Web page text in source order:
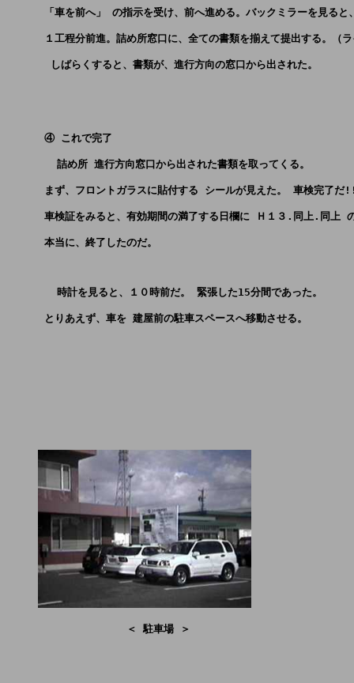
「車を前へ」 の指示を受け、前へ進める。バックミラーを見ると
１工程分前進。詰め所窓口に、全ての書類を揃えて提出する。（
       しばらくすると、書類が、進行方向の窓口から出された。
      ④ これで完了
        詰め所 進行方向窓口から出された書類を取ってくる。
まず、フロントガラスに貼付する シールが見えた。 車検完了
車検証をみると、有効期間の満了する日欄に Ｈ１３.同上.同上
      本当に、終了したのだ。
        時計を見ると、１０時前だ。 緊張した15分間であった。
      とりあえず、車を 建屋前の駐車スペースへ移動させる。
                   ＜ 駐車場 ＞